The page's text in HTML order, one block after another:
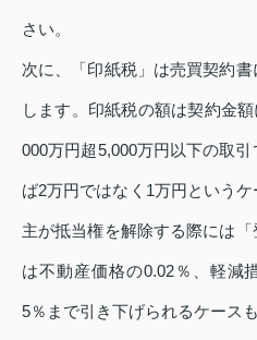
さい。
次に、「印紙税」は売買契約
します。印紙税の額は契約金
000万円超5,000万円以下の取
ば2万円ではなく1万円という
主が抵当権を解除する際には
は不動産価格の0.02％、軽減
5％まで引き下げられるケースも